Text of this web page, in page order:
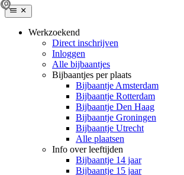
Werkzoekend
Direct inschrijven
Inloggen
Alle bijbaantjes
Bijbaantjes per plaats
Bijbaantje Amsterdam
Bijbaantje Rotterdam
Bijbaantje Den Haag
Bijbaantje Groningen
Bijbaantje Utrecht
Alle plaatsen
Info over leeftijden
Bijbaantje 14 jaar
Bijbaantje 15 jaar